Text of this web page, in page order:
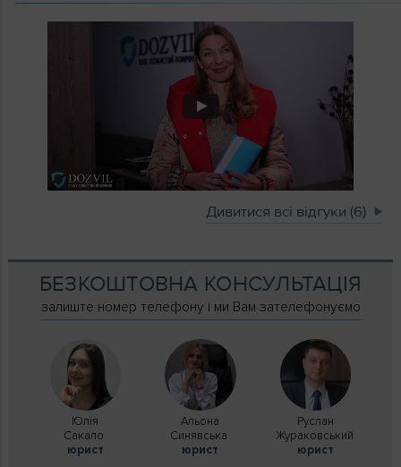
Дивитися всі відгуки (6)
БЕЗКОШТОВНА КОНСУЛЬТАЦІЯ
залиште номер телефону і ми Вам зателефонуємо
Юлія
Сакало
юрист
Альона
Синявська
юрист
Руслан
Жураковський
юрист